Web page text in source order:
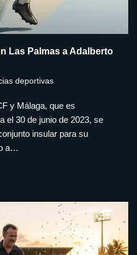
Las Palmas a Adalberto
deportivas
y Málaga, que es
el 30 de junio de 2023, se
insular para su
a…